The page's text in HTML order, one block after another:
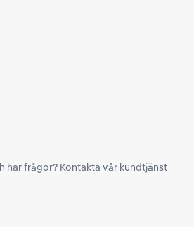
har frågor? Kontakta vår kundtjänst